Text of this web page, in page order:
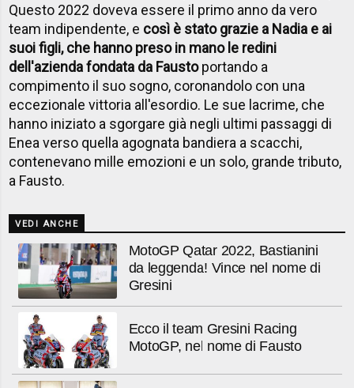
Questo 2022 doveva essere il primo anno da vero
team indipendente, e così è stato grazie a Nadia e ai
suoi figli, che hanno preso in mano le redini
dell'azienda fondata da Faustoportando a
compimento il suo sogno, coronandolo con una
eccezionale vittoria all'esordio. Le sue lacrime, che
hanno iniziato a sgorgare già negli ultimi passaggi di
Enea verso quella agognata bandiera a scacchi,
contenevano mille emozioni e un solo, grande tributo,
a Fausto.
VEDI ANCHE
MotoGP Qatar 2022, Bastianini
da leggenda! Vince nel nome di
Gresini
Ecco il team Gresini Racing
MotoGP, nel nome di Fausto